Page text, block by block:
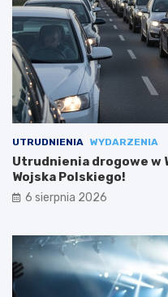
UTRUDNIENIA WYDARZENIA
Utrudnienia drogowe w
Wojska Polskiego!
6 sierpnia 2026